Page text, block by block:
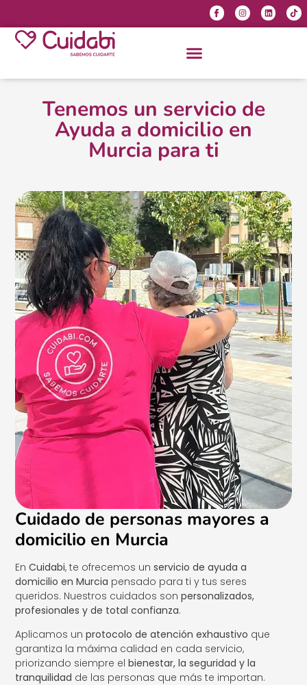
Tenemos un servicio de
Ayuda a domicilio en
Murcia para ti
Cuidado de personas mayores a
domicilio en Murcia
EnCuidabi, te ofrecemos unservicio de ayuda a
domicilio en Murcia pensado para ti y tus seres
queridos. Nuestros cuidados sonpersonalizados,
profesionales y de total confianza.
Aplicamos unprotocolo de atención exhaustivo que
garantiza la máxima calidad en cada servicio,
priorizando siempre elbienestar, la seguridad y la
tranquilidad de las personas que más te importan.